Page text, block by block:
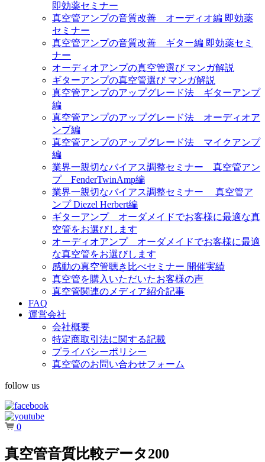
即効薬セミナー
真空管アンプの音質改善 オーディオ編 即効薬
セミナー
真空管アンプの音質改善 ギター編 即効薬セミ
ナー
オーディオアンプの真空管選び マンガ解説
ギターアンプの真空管選び マンガ解説
真空管アンプのアップグレード法 ギターアンプ
編
真空管アンプのアップグレード法 オーディオア
ンプ編
真空管アンプのアップグレード法 マイクアンプ
編
業界一親切なバイアス調整セミナー 真空管アン
プ FenderTwinAmp編
業界一親切なバイアス調整セミナー 真空管ア
ンプ Diezel Herbert編
ギターアンプ オーダメイドでお客様に最適な真
空管をお選びします
オーディオアンプ オーダメイドでお客様に最適
な真空管をお選びします
感動の真空管聴き比べセミナー 開催実績
真空管を購入いただいたお客様の声
真空管関連のメディア紹介記事
FAQ
運営会社
会社概要
特定商取引法に関する記載
プライバシーポリシー
真空管のお問い合わせフォーム
follow us
0
真空管音質比較データ200